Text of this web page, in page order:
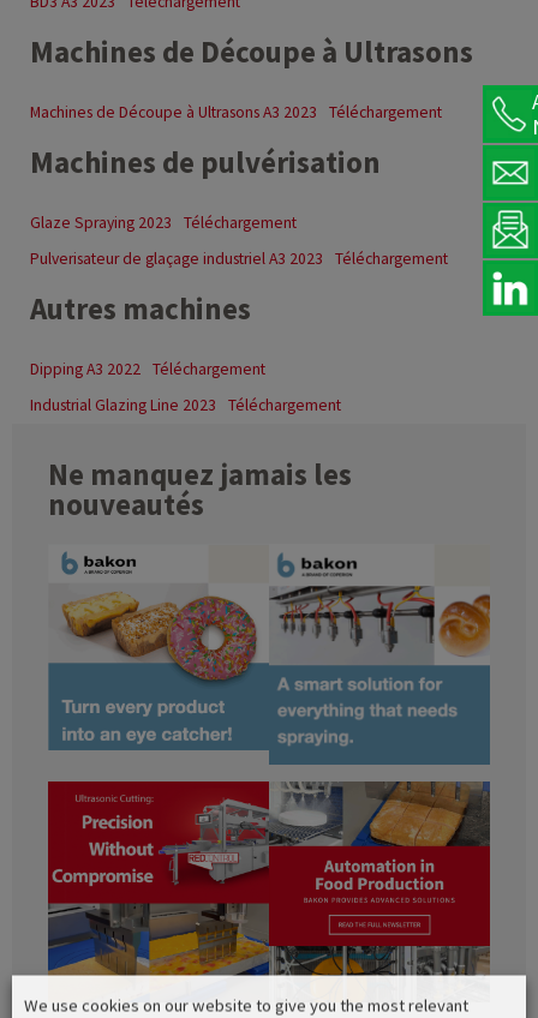
Machines de Découpe à Ultrasons
Machines de Découpe à Ultrasons A3 2023 Téléchargement
Machines de pulvérisation
Glaze Spraying 2023
Téléchargement
Pulverisateur de glaçage industriel A3 2023
Téléchargement
Autres machines
Dipping A3 2022 Téléchargement
Industrial Glazing Line 2023
Téléchargement
Ne manquez jamais les
nouveautés
We use cookies on our website to give you the most relevant